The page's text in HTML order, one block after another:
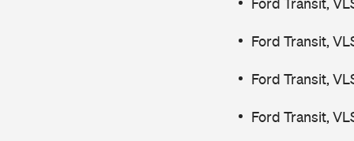
Ford Transit,
Ford Transit,
Ford Transit,
Ford Transit,